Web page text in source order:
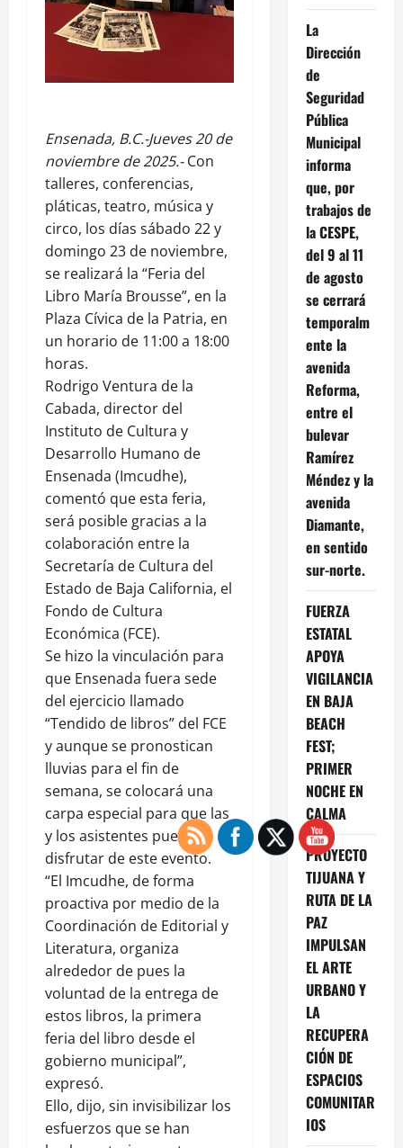
Ensenada, B.C.-Jueves 20 de
noviembre de 2025.-Con
talleres, conferencias,
pláticas, teatro, música y
circo, los días sábado 22 y
domingo 23 de noviembre,
se realizará la “Feria del
Libro María Brousse”, en la
Plaza Cívica de la Patria, en
un horario de 11:00 a 18:00
horas.
Rodrigo Ventura de la
Cabada, director del
Instituto de Cultura y
Desarrollo Humano de
Ensenada (Imcudhe),
comentó que esta feria,
será posible gracias a la
colaboración entre la
Secretaría de Cultura del
Estado de Baja California, el
Fondo de Cultura
Económica (FCE).
Se hizo la vinculación para
que Ensenada fuera sede
del ejercicio llamado
“Tendido de libros” del FCE
y aunque se pronostican
lluvias para el fin de
semana, se colocará una
carpa especial para que las
y los asistentes puedan
disfrutar de este evento.
“El Imcudhe, de forma
proactiva por medio de la
Coordinación de Editorial y
Literatura, organiza
alrededor de pues la
voluntad de la entrega de
estos libros, la primera
feria del libro desde el
gobierno municipal”,
expresó.
Ello, dijo, sin invisibilizar los
esfuerzos que se han
La
Dirección
de
Seguridad
Pública
Municipal
informa
que, por
trabajos de
la CESPE,
del 9 al 11
de agosto
se cerrará
temporalm
ente la
avenida
Reforma,
entre el
bulevar
Ramírez
Méndez y la
avenida
Diamante,
en sentido
sur-norte.
FUERZA
ESTATAL
APOYA
VIGILANCIA
EN BAJA
BEACH
FEST;
PRIMER
NOCHE EN
CALMA
PROYECTO
TIJUANA Y
RUTA DE LA
PAZ
IMPULSAN
EL ARTE
URBANO Y
LA
RECUPERA
CIÓN DE
ESPACIOS
COMUNITAR
IOS